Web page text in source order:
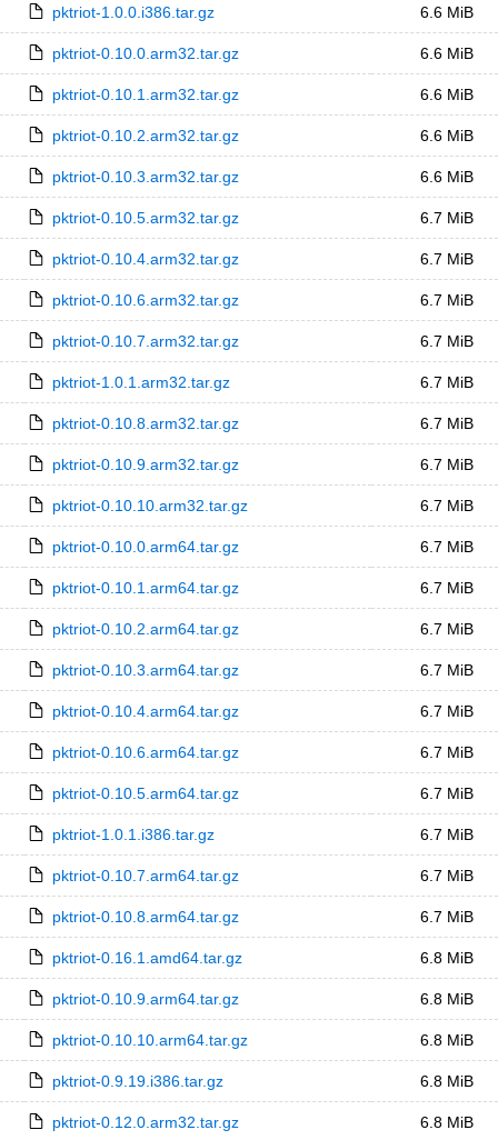
pktriot-1.0.0.i386.tar.gz 6.6 MiB
pktriot-0.10.0.arm32.tar.gz 6.6 MiB
pktriot-0.10.1.arm32.tar.gz 6.6 MiB
pktriot-0.10.2.arm32.tar.gz 6.6 MiB
pktriot-0.10.3.arm32.tar.gz 6.6 MiB
pktriot-0.10.5.arm32.tar.gz 6.7 MiB
pktriot-0.10.4.arm32.tar.gz 6.7 MiB
pktriot-0.10.6.arm32.tar.gz 6.7 MiB
pktriot-0.10.7.arm32.tar.gz 6.7 MiB
pktriot-1.0.1.arm32.tar.gz 6.7 MiB
pktriot-0.10.8.arm32.tar.gz 6.7 MiB
pktriot-0.10.9.arm32.tar.gz 6.7 MiB
pktriot-0.10.10.arm32.tar.gz 6.7 MiB
pktriot-0.10.0.arm64.tar.gz 6.7 MiB
pktriot-0.10.1.arm64.tar.gz 6.7 MiB
pktriot-0.10.2.arm64.tar.gz 6.7 MiB
pktriot-0.10.3.arm64.tar.gz 6.7 MiB
pktriot-0.10.4.arm64.tar.gz 6.7 MiB
pktriot-0.10.6.arm64.tar.gz 6.7 MiB
pktriot-0.10.5.arm64.tar.gz 6.7 MiB
pktriot-1.0.1.i386.tar.gz 6.7 MiB
pktriot-0.10.7.arm64.tar.gz 6.7 MiB
pktriot-0.10.8.arm64.tar.gz 6.7 MiB
pktriot-0.16.1.amd64.tar.gz 6.8 MiB
pktriot-0.10.9.arm64.tar.gz 6.8 MiB
pktriot-0.10.10.arm64.tar.gz 6.8 MiB
pktriot-0.9.19.i386.tar.gz 6.8 MiB
pktriot-0.12.0.arm32.tar.gz 6.8 MiB